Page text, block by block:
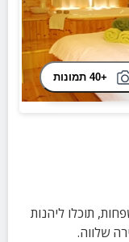
+40 תמונות
תוכלו ליהנות
שלווה.